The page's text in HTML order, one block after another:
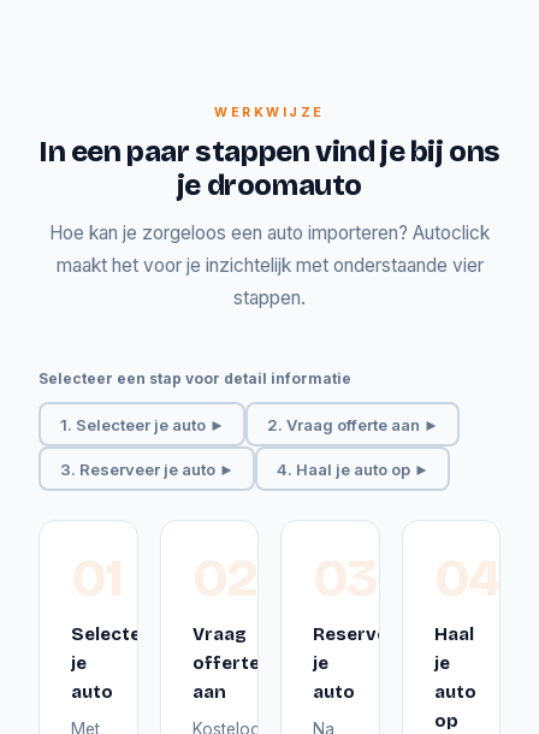
WERKWIJZE
In een paar stappen vind je bij ons
je droomauto
Hoe kan je zorgeloos een auto importeren? Autoclick
maakt het voor je inzichtelijk met onderstaande vier
stappen.
Selecteer een stap voor detail informatie
1. Selecteer je auto ► 2. Vraag offerte aan ►
3. Reserveer je auto ► 4. Haal je auto op ►
01
Selecteer
je
auto
Met
02
Vraag
offerte
aan
Kosteloos
03
Reserveer
je
auto
Na
04
Haal
je
auto
op